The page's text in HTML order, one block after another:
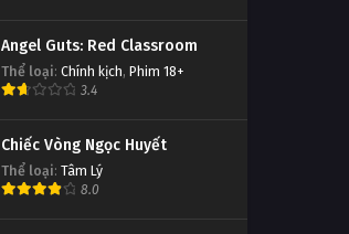
Angel Guts: Red Classroom
Thể loại: Chính kịch, Phim 18+
3.4
Chiếc Vòng Ngọc Huyết
Thể loại: Tâm Lý
8.0